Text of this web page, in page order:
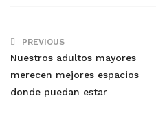
PREVIOUS
Nuestros adultos mayores
merecen mejores espacios
donde puedan estar